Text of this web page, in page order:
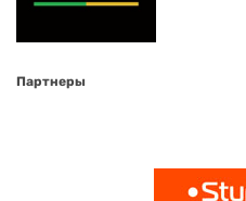
Партнеры